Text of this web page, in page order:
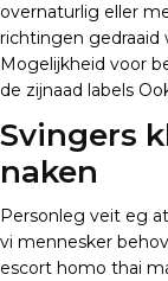
overnaturlig eller
richtingen gedraaid
Mogelijkheid voor
de zijnaad labels
Svingers
naken
Personleg veit eg
vi mennesker
escort homo thai